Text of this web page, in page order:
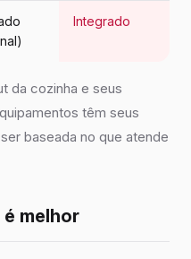
Integrado
da cozinha e seus
têm seus
baseada no que atende
melhor